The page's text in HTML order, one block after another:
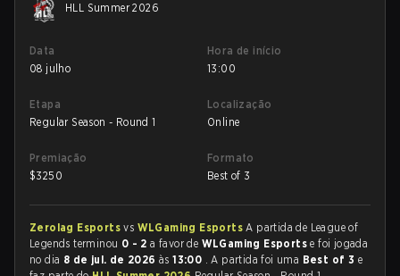
HLL Summer 2026
Data
08 julho
Hora de início
13:00
Etapa
Regular Season - Round 1
Localização
Online
Premiação
$3250
Formato
Best of 3
Zerolag Esportsvs WLGaming EsportsA partida de League of
Legends terminou 0 - 2 a favor de WLGaming Esportse foi jogada
no dia 8 de jul. de 2026às13:00 . A partida foi uma Best of 3 e